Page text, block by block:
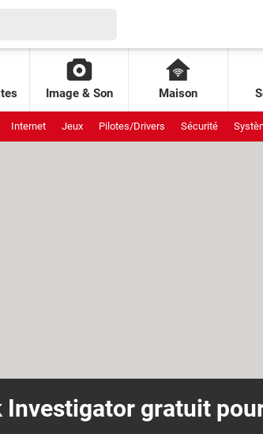
Image & Son Maison
Internet Jeux Pilotes/Drivers Sécurité
Investigator gratuit